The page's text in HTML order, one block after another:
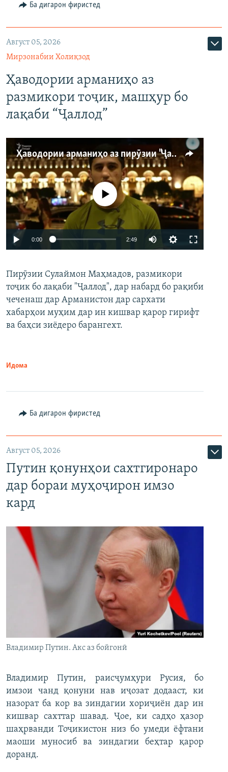
Ба дигарон фиристед
Август 05, 2026
Мирзонабии Холиқзод
Ҳаводории арманиҳо аз
размикори тоҷик, машҳур бо
лақаби “Ҷаллод”
Ҳаводории арманиҳо аз пирӯзии "Ҷаллод"-и тоҷик
Auto 240p 360p 480p
720p 1080p
Феълан кор намекунад
0:00 2:49
360p
480p
Пирӯзии Сулаймон Маҳмадов, размикори
тоҷик бо лақаби "Ҷаллод", дар набард бо рақиби
чеченаш дар Арманистон дар сархати
хабарҳои муҳим дар ин кишвар қарор гирифт
ва баҳси зиёдеро барангехт.
Идома
Ба дигарон фиристед
Август 05, 2026
Путин қонунҳои сахтгиронаро
дар бораи муҳоҷирон имзо
кард
Владимир Путин. Акс аз бойгонӣ
Владимир Путин, раисҷумҳури Русия, бо
имзои чанд қонуни нав иҷозат додааст, ки
назорат ба кор ва зиндагии хориҷиён дар ин
кишвар сахттар шавад. Ҷое, ки садҳо ҳазор
шаҳрванди Тоҷикистон низ бо умеди ёфтани
маоши муносиб ва зиндагии беҳтар қарор
доранд.